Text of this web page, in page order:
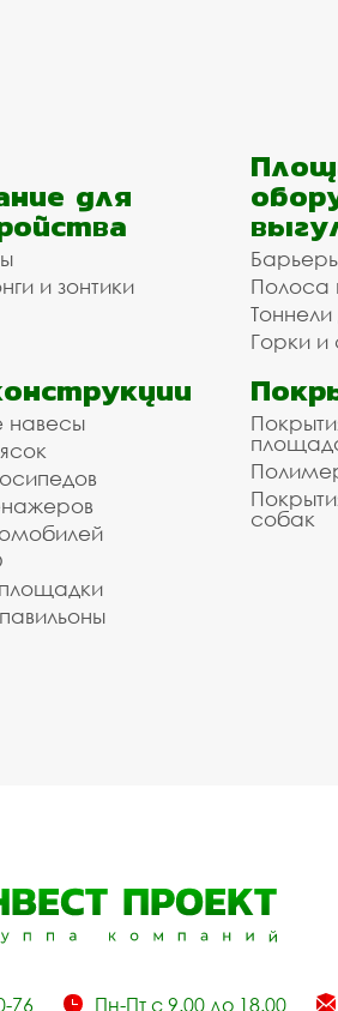
для
и зонтики
Полоса
Горки и
навесы
собак
76 Пн-Пт с 9.00 до 18.00